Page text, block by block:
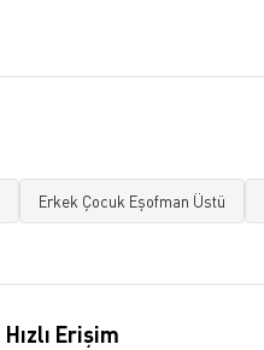
Erkek Çocuk Eşofman Üstü
Hızlı Erişim